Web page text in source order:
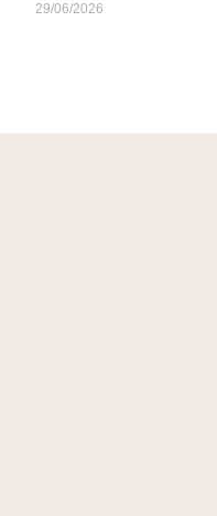
29/06/2026